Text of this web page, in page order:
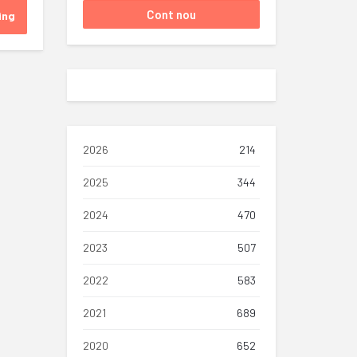
2026 214
2025 344
2024 470
2023 507
2022 583
2021 689
2020 652